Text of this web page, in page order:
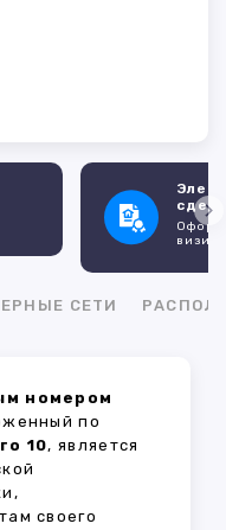
СЕТИ
номером
по
10, является
своего